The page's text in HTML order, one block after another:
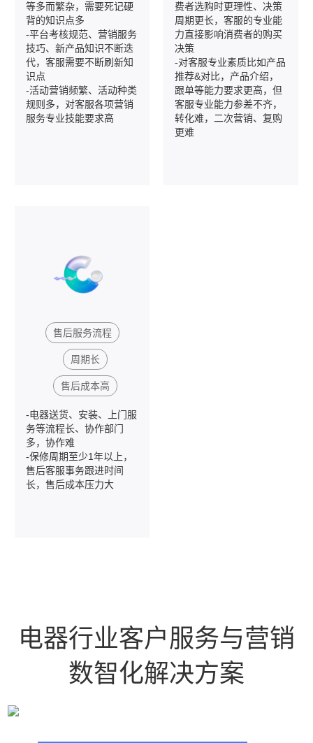
等多而繁杂，需要死记硬
背的知识点多
-平台考核规范、营销服务
技巧、新产品知识不断迭
代，客服需要不断刷新知
识点
-活动营销频繁、活动种类
规则多，对客服各项营销
服务专业技能要求高
费者选购时更理性、决策
周期更长，客服的专业能
力直接影响消费者的购买
决策
-对客服专业素质比如产品
推荐&对比，产品介绍，
跟单等能力要求更高，但
客服专业能力参差不齐，
转化难，二次营销、复购
更难
售后服务流程
周期长
售后成本高
-电器送货、安装、上门服
务等流程长、协作部门
多，协作难
-保修周期至少1年以上，
售后客服事务跟进时间
长，售后成本压力大
电器行业客户服务与营销
数智化解决方案